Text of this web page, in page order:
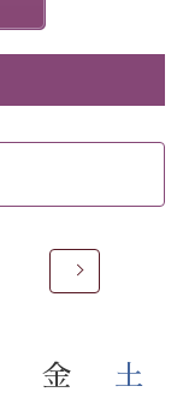
素材の畳を使
畳のお風呂で
温泉の質を楽し
れるプライベー
金 土